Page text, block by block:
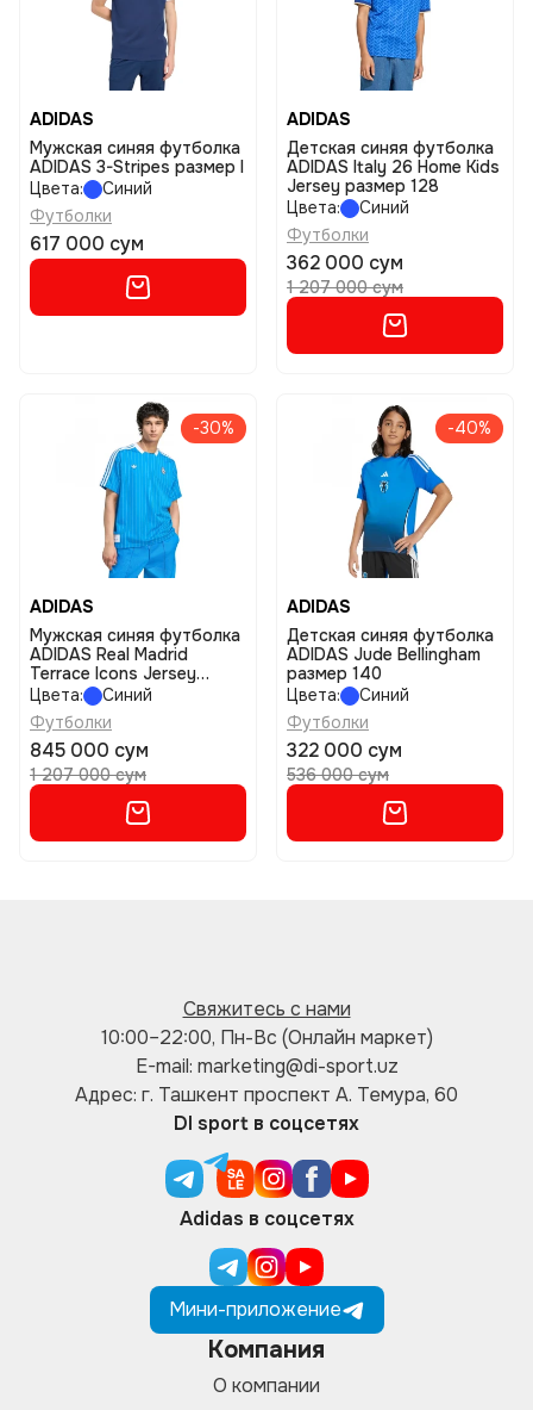
ADIDAS
Мужская синяя футболка
ADIDAS 3-Stripes размер l
Цвета:
Синий
Футболки
617 000 сум
ADIDAS
Детская синяя футболка
ADIDAS Italy 26 Home Kids
Jersey размер 128
Цвета:
Синий
Футболки
362 000 сум
1 207 000 сум
-30%
ADIDAS
Мужская синяя футболка
ADIDAS Real Madrid
Terrace Icons Jersey
размер s
Цвета:
Синий
Футболки
845 000 сум
1 207 000 сум
-40%
ADIDAS
Детская синяя футболка
ADIDAS Jude Bellingham
размер 140
Цвета:
Синий
Футболки
322 000 сум
536 000 сум
Свяжитесь с нами
10:00–22:00, Пн-Вс (Онлайн маркет)
E-mail: marketing@di-sport.uz
Адрес: г. Ташкент проспект А. Темура, 60
DI sport в соцсетях
Adidas в соцсетях
Мини-приложение
Компания
О компании